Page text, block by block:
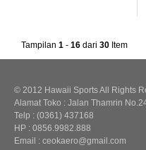
Tampilan 1 - 16 dari 30 Item
© 2012 Hawaii Sports All Rights
Alamat Toko : Jalan Thamrin
Telp : (0361) 437168
HP : 0856.9982.888
Email : ceokaero@gmail.com